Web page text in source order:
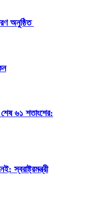
অনুষ্ঠিত
৬১ শতাংশের:
স্বরাষ্ট্রমন্ত্রী